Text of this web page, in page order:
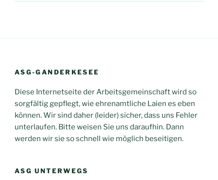
ASG-GANDERKESEE
Diese Internetseite der Arbeitsgemeinschaft wird so
sorgfältig gepflegt, wie ehrenamtliche Laien es eben
können. Wir sind daher (leider) sicher, dass uns Fehler
unterlaufen. Bitte weisen Sie uns daraufhin. Dann
werden wir sie so schnell wie möglich beseitigen.
ASG UNTERWEGS